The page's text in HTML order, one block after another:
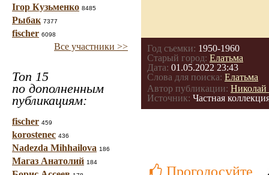
Ігор Кузьменко 8485
Рыбак 7377
fischer 6098
Все участники >>
Топ 15
по дополненным
публикациям:
fischer 459
korostenec 436
Nadezda Mihhailova 186
Магаз Анатолий 184
Год съемки: 1950-1960
Старый город: Елатьма
Дата: 01.05.2022 23:43
Слова для поиска: Елатьма
Автор публикации: Николай
Источник: Частная
Проголосуйте